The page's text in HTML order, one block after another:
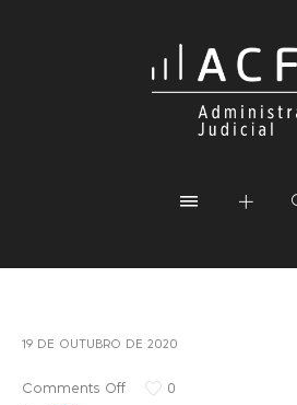
19 DE OUTUBRO DE 2020
Comments Off 0